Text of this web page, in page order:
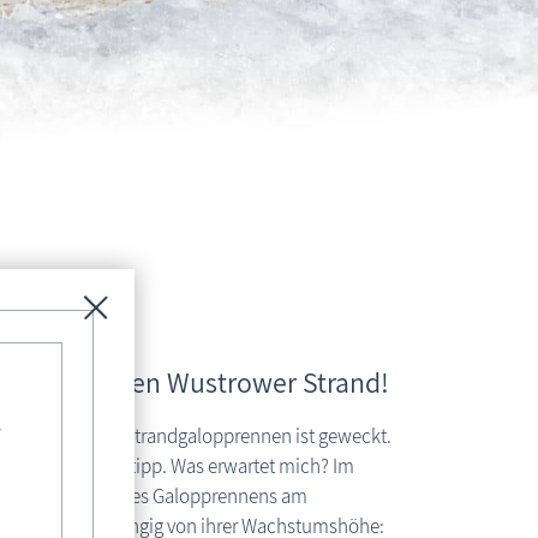
an den Wustrower Strand!
für das Strandgalopprennen ist geweckt.
Veranstaltungstipp. Was erwartet mich? Im
den Ablauf des Galopprennens am
abhängig von ihrer Wachstumshöhe: